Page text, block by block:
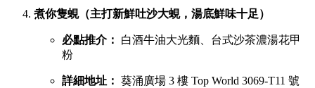
煮你隻蜆（主打新鮮吐沙大蜆，湯底鮮味十足）
必點推介：
白酒牛油大光麵、台式沙茶濃湯花甲
粉
詳細地址： 葵涌廣場 3 樓 Top World 3069-T11 號